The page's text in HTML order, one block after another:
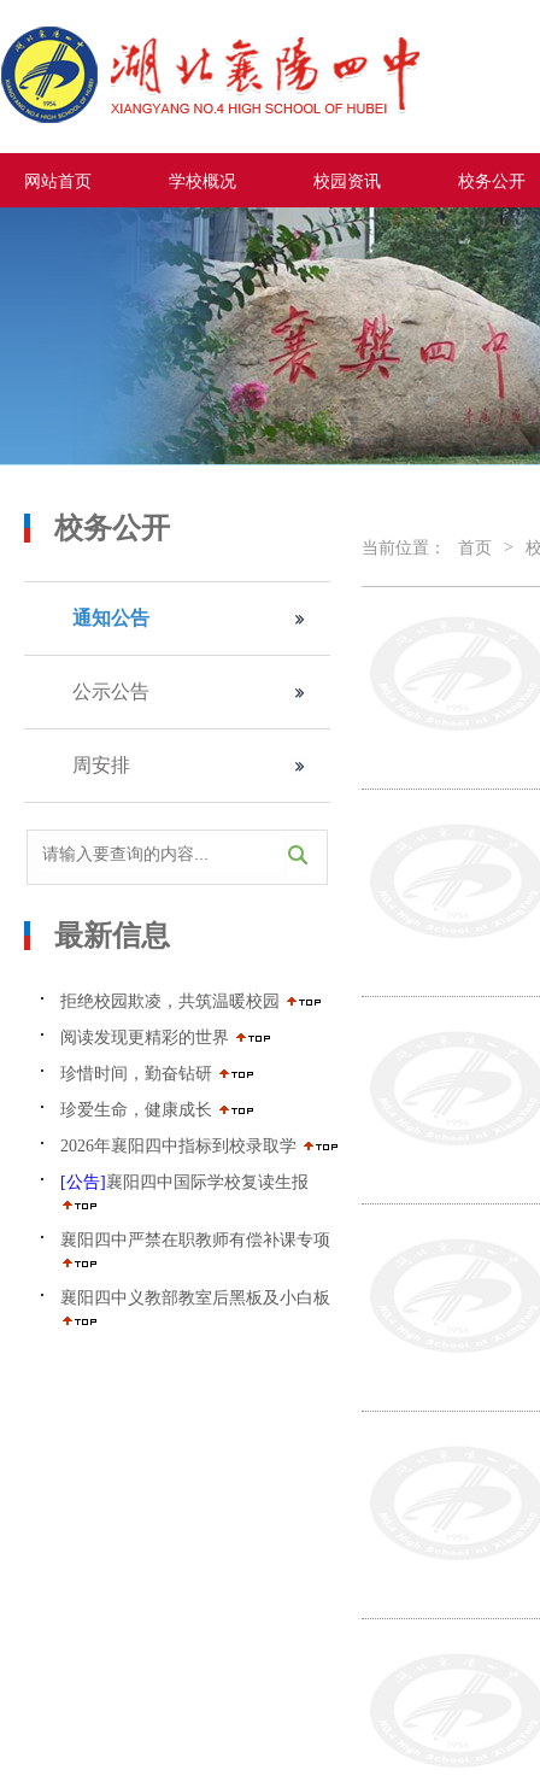
网站首页 学校概况 校园资讯 校务公开
校务公开
通知公告
公示公告
周安排
最新信息
拒绝校园欺凌，共筑温暖校园
阅读发现更精彩的世界
珍惜时间，勤奋钻研
珍爱生命，健康成长
2026年襄阳四中指标到校录取学
[公告]襄阳四中国际学校复读生报
襄阳四中严禁在职教师有偿补课专项
襄阳四中义教部教室后黑板及小白板
当前位置： 首页 >